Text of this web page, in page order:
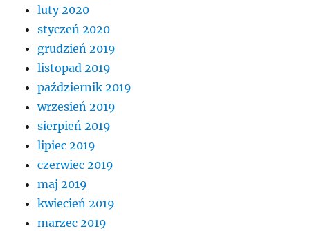
luty 2020
styczeń 2020
grudzień 2019
listopad 2019
październik 2019
wrzesień 2019
sierpień 2019
lipiec 2019
czerwiec 2019
maj 2019
kwiecień 2019
marzec 2019